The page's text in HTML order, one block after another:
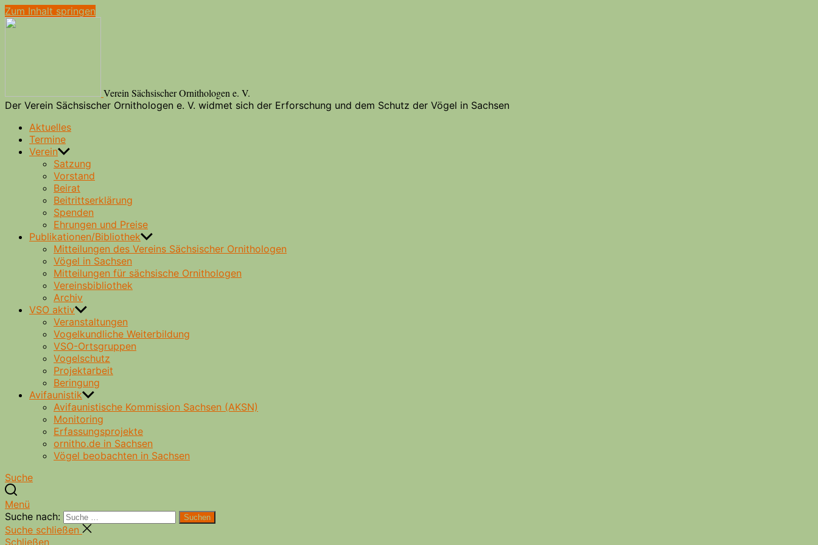
Zum Inhalt springen
Verein Sächsischer Ornithologen e. V.
Der Verein Sächsischer Ornithologen e. V. widmet sich der Erforschung und dem Schutz der Vögel in Sachsen
Aktuelles
Termine
Verein
Satzung
Vorstand
Beirat
Beitrittserklärung
Spenden
Ehrungen und Preise
Publikationen/Bibliothek
Mitteilungen des Vereins Sächsischer Ornithologen
Vögel in Sachsen
Mitteilungen für sächsische Ornithologen
Vereinsbibliothek
Archiv
VSO aktiv
Veranstaltungen
Vogelkundliche Weiterbildung
VSO-Ortsgruppen
Vogelschutz
Projektarbeit
Beringung
Avifaunistik
Avifaunistische Kommission Sachsen (AKSN)
Monitoring
Erfassungsprojekte
ornitho.de in Sachsen
Vögel beobachten in Sachsen
Suche
Menü
Suche nach:
Suchen
Suche schließen
Schließen